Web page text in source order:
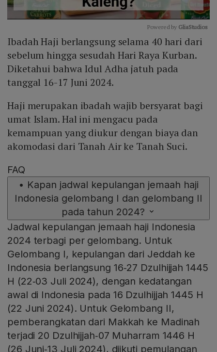
Mute
Powered by GliaStudios
Ibadah Haji berlangsung selama 40 hari dari
sebelum hingga sesudah Hari Raya Kurban.
Diketahui bahwa Idul Adha jatuh pada
tanggal 16-17 Juni 2024.
Haji merupakan ibadah wajib bersyarat bagi
umat Islam. Hal ini mengacu pada
kemampuan yang diukur dengan biaya dan
akomodasi dari Tanah Air ke Tanah Suci.
FAQ
• Kapan jadwal kepulangan jemaah haji
Indonesia gelombang I dan gelombang II
pada tahun 2024?
Jadwal kepulangan jemaah haji Indonesia
2024 terbagi per gelombang. Untuk
Gelombang I, kepulangan dari Jeddah ke
Indonesia berlangsung 16‑27 Dzulhijjah 1445
H (22‑03 Juli 2024), dengan kedatangan
awal di Indonesia pada 16 Dzulhijjah 1445 H
(22 Juni 2024). Untuk Gelombang II,
pemberangkatan dari Makkah ke Madinah
terjadi 20 Dzulhijjah‑07 Muharram 1446 H
(26 Juni‑13 Juli 2024), diikuti pemulangan